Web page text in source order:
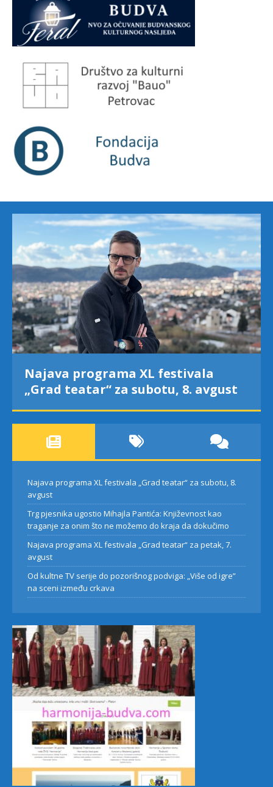
Najava programa XL festivala
„Grad teatar“ za subotu, 8. avgust
Najava programa XL festivala „Grad teatar“ za subotu, 8.
avgust
Trg pjesnika ugostio Mihajla Pantića: Književnost kao
traganje za onim što ne možemo do kraja da dokučimo
Najava programa XL festivala „Grad teatar“ za petak, 7.
avgust
Od kultne TV serije do pozorišnog podviga: „Više od igre”
na sceni između crkava